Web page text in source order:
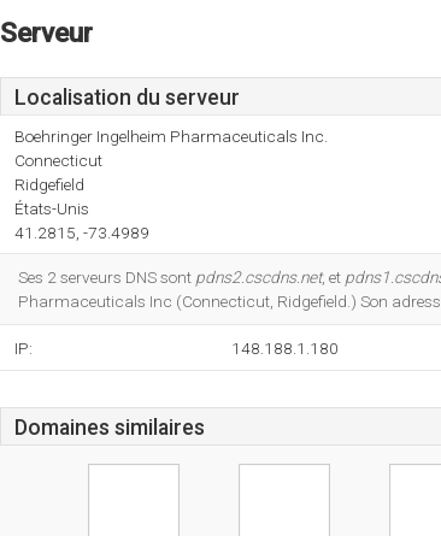
Serveur
Localisation du serveur
Boehringer Ingelheim Pharmaceuticals Inc.
Connecticut
Ridgefield
États-Unis
41.2815, -73.4989
Ses 2 serveurs DNS sont pdns2.cscdns.net, et
Pharmaceuticals Inc (Connecticut, Ridgefield.) Son
IP: 148.188.1.180
Domaines similaires